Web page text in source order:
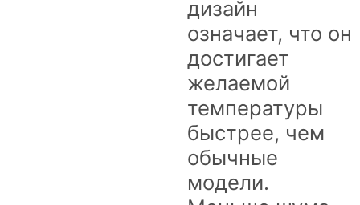
дизайн
означает, что он
достигает
желаемой
температуры
быстрее, чем
обычные
модели.